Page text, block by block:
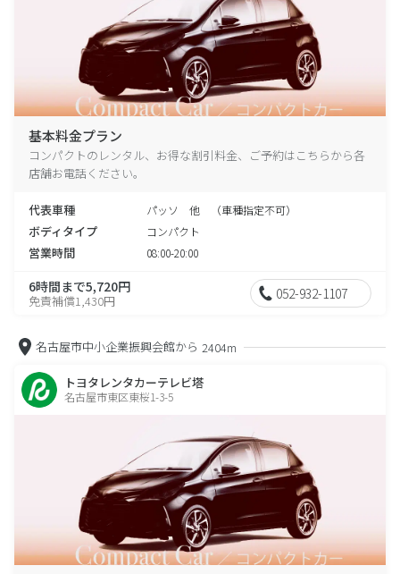
基本料金プラン
コンパクトのレンタル、お得な割引料金、ご予約はこちらから各
店舗お電話ください。
代表車種 パッソ 他 （車種指定不可）
ボディタイプ コンパクト
営業時間 08:00-20:00
6時間まで5,720円
免責補償1,430円 052-932-1107
名古屋市中小企業振興会館から 2404m
トヨタレンタカーテレビ塔
名古屋市東区東桜1-3-5